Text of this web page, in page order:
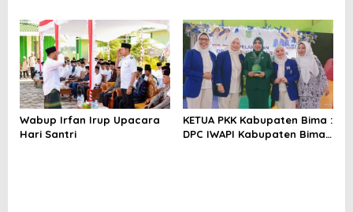
Wabup Irfan Irup Upacara
Hari Santri
KETUA PKK Kabupaten Bima :
DPC IWAPI Kabupaten Bima